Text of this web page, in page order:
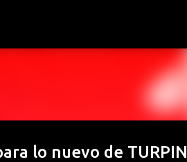
lo nuevo de TURPIN